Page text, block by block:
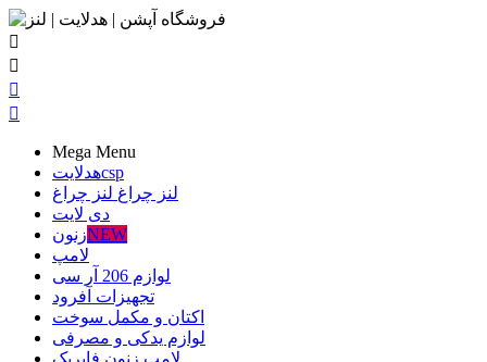




Mega Menu
هدلایتcsp
لنز چراغ لنز چراغ
دی لایت
زنونNEW
لامپ
لوازم 206 آر سی
تجهیزات آفرود
اکتان و مکمل سوخت
لوازم یدکی و مصرفی
لامپ زنون فابریک